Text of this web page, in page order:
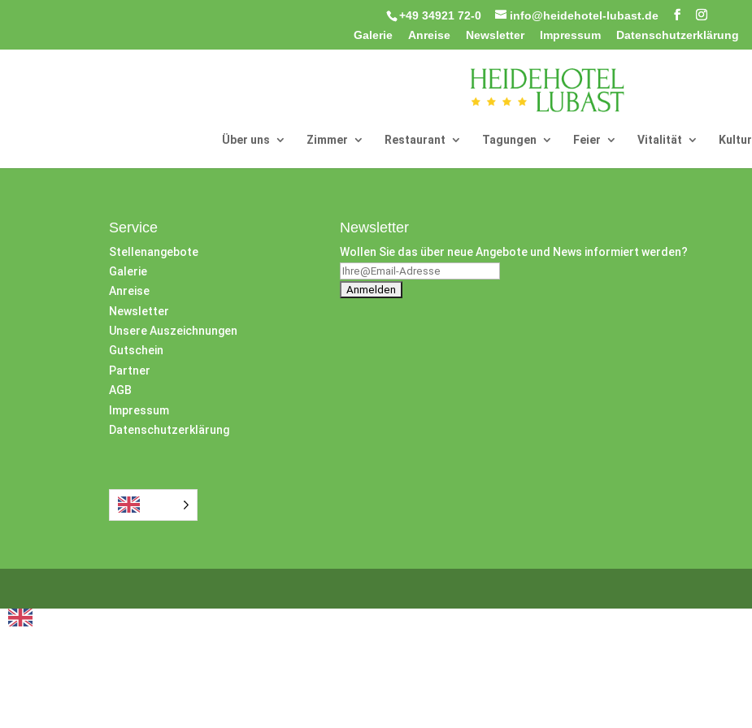
+49 34921 72-0
info@heidehotel-lubast.de
Galerie
Anreise Newsletter Impressum Datenschutzerklärung
Über uns Zimmer Restaurant Tagungen Feier Vitalität Kultur
Service
Stellenangebote
Galerie
Anreise
Newsletter
Unsere Auszeichnungen
Gutschein
Partner
AGB
Impressum
Datenschutzerklärung
Newsletter
Wollen Sie das über neue Angebote und News informiert werden?